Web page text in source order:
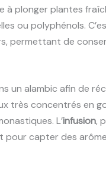
à plonger plantes
ou polyphénols.
permettant de
un alambic afin de
très concentrés en
L’infusion,
pour capter des